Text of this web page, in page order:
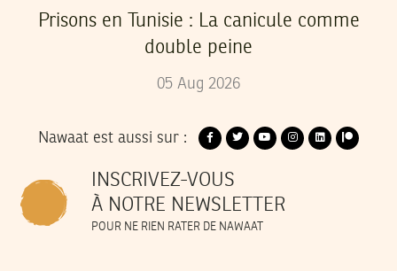
Prisons en Tunisie : La canicule comme
double peine
05 Aug 2026
Nawaat est aussi sur :
INSCRIVEZ-VOUS
À NOTRE NEWSLETTER
POUR NE RIEN RATER DE NAWAAT